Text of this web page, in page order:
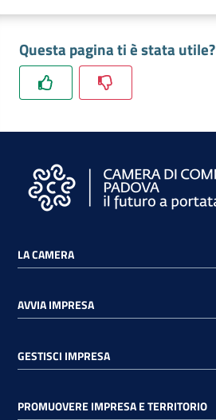
Servizi
online
Contatti
Newsle
Sala
Questa pagina ti è stata utile?
LA CAMERA
AVVIA IMPRESA
GESTISCI IMPRESA
PROMUOVERE IMPRESA E TERRITORIO